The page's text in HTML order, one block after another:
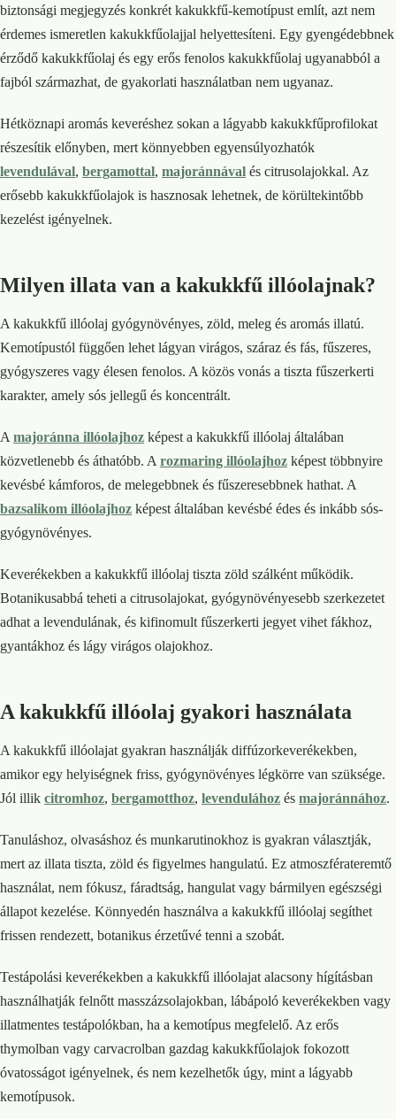
biztonsági megjegyzés konkrét kakukkfű-kemotípust említ, azt nem
érdemes ismeretlen kakukkfűolajjal helyettesíteni. Egy gyengédebbnek
érződő kakukkfűolaj és egy erős fenolos kakukkfűolaj ugyanabból a
fajból származhat, de gyakorlati használatban nem ugyanaz.
Hétköznapi aromás keveréshez sokan a lágyabb kakukkfűprofilokat
részesítik előnyben, mert könnyebben egyensúlyozhatók
levendulával, bergamottal, majoránnával és citrusolajokkal. Az
erősebb kakukkfűolajok is hasznosak lehetnek, de körültekintőbb
kezelést igényelnek.
Milyen illata van a kakukkfű illóolajnak?
A kakukkfű illóolaj gyógynövényes, zöld, meleg és aromás illatú.
Kemotípustól függően lehet lágyan virágos, száraz és fás, fűszeres,
gyógyszeres vagy élesen fenolos. A közös vonás a tiszta fűszerkerti
karakter, amely sós jellegű és koncentrált.
A majoránna illóolajhoz képest a kakukkfű illóolaj általában
közvetlenebb és áthatóbb. A rozmaring illóolajhoz képest többnyire
kevésbé kámforos, de melegebbnek és fűszeresebbnek hathat. A
bazsalikom illóolajhoz képest általában kevésbé édes és inkább sós-
gyógynövényes.
Keverékekben a kakukkfű illóolaj tiszta zöld szálként működik.
Botanikusabbá teheti a citrusolajokat, gyógynövényesebb szerkezetet
adhat a levendulának, és kifinomult fűszerkerti jegyet vihet fákhoz,
gyantákhoz és lágy virágos olajokhoz.
A kakukkfű illóolaj gyakori használata
A kakukkfű illóolajat gyakran használják diffúzorkeverékekben,
amikor egy helyiségnek friss, gyógynövényes légkörre van szüksége.
Jól illik citromhoz, bergamotthoz, levendulához és majoránnához.
Tanuláshoz, olvasáshoz és munkarutinokhoz is gyakran választják,
mert az illata tiszta, zöld és figyelmes hangulatú. Ez atmoszférateremtő
használat, nem fókusz, fáradtság, hangulat vagy bármilyen egészségi
állapot kezelése. Könnyedén használva a kakukkfű illóolaj segíthet
frissen rendezett, botanikus érzetűvé tenni a szobát.
Testápolási keverékekben a kakukkfű illóolajat alacsony hígításban
használhatják felnőtt masszázsolajokban, lábápoló keverékekben vagy
illatmentes testápolókban, ha a kemotípus megfelelő. Az erős
thymolban vagy carvacrolban gazdag kakukkfűolajok fokozott
óvatosságot igényelnek, és nem kezelhetők úgy, mint a lágyabb
kemotípusok.